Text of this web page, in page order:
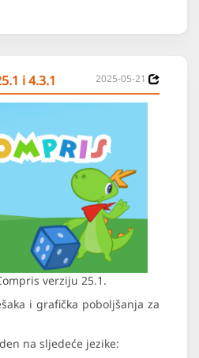
i 4.3.1 2025-05-21
verziju 25.1.
i grafička poboljšanja za
na sljedeće jezike: